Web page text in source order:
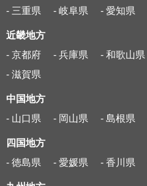
- 三重県
- 岐阜県 - 愛知県
近畿地方
- 京都府
- 兵庫県 - 和歌山県
- 滋賀県
中国地方
- 山口県
- 岡山県 - 島根県
四国地方
- 徳島県
- 愛媛県 - 香川県